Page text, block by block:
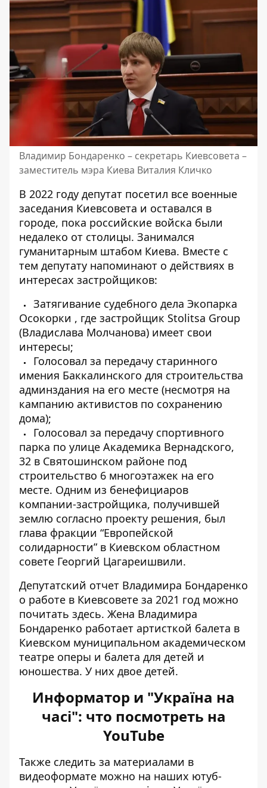
Владимир Бондаренко – секретарь Киевсовета –
заместитель мэра Киева Виталия Кличко
В 2022 году депутат посетил все военные
заседания Киевсовета и оставался в
городе, пока российские войска были
недалеко от столицы. Занимался
гуманитарным штабом Киева. Вместе с
тем депутату напоминают о действиях в
интересах застройщиков:
Затягивание судебного дела Экопарка
Осокорки , где застройщик Stolitsa Group
(Владислава Молчанова) имеет свои
интересы;
Голосовал за передачу старинного
имения Баккалинского для строительства
админздания на его месте (несмотря на
кампанию активистов по сохранению
дома);
Голосовал за передачу спортивного
парка по улице Академика Вернадского,
32 в Святошинском районе под
строительство 6 многоэтажек на его
месте. Одним из бенефициаров
компании-застройщика, получившей
землю согласно проекту решения, был
глава фракции “Европейской
солидарности” в Киевском областном
совете Георгий Цагареишвили.
Депутатский отчет Владимира Бондаренко
о работе в Киевсовете за 2021 год можно
почитать здесь. Жена Владимира
Бондаренко работает артисткой балета в
Киевском муниципальном академическом
театре оперы и балета для детей и
юношества. У них двое детей.
Информатор и "Україна на
часі": что посмотреть на
YouTube
Также следить за материалами в
видеоформате можно на наших ютуб-